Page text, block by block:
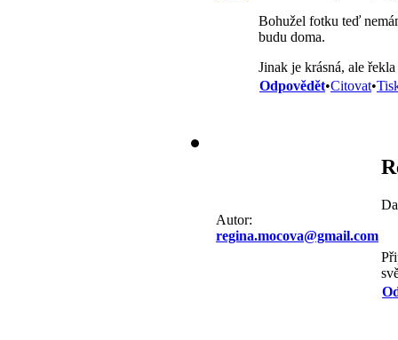
Bohužel fotku teď
budu doma.
Jinak je krásná, ale
Odpovědět•Citovat•
Autor:
regina.mocova@gmail.com